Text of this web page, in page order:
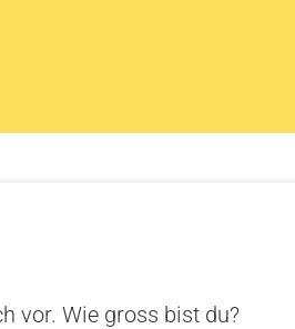
vor. Wie gross bist du?